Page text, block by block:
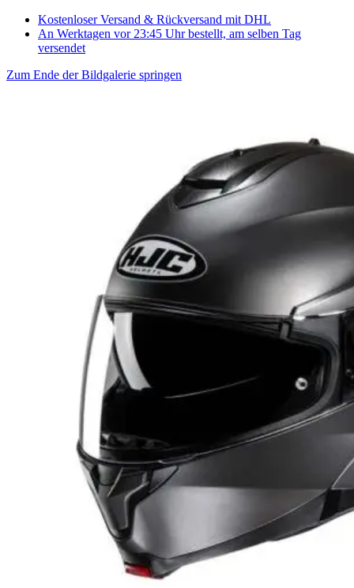
Kostenloser Versand & Rückversand mit DHL
An Werktagen vor 23:45 Uhr bestellt, am selben Tag
versendet
Zum Ende der Bildgalerie springen